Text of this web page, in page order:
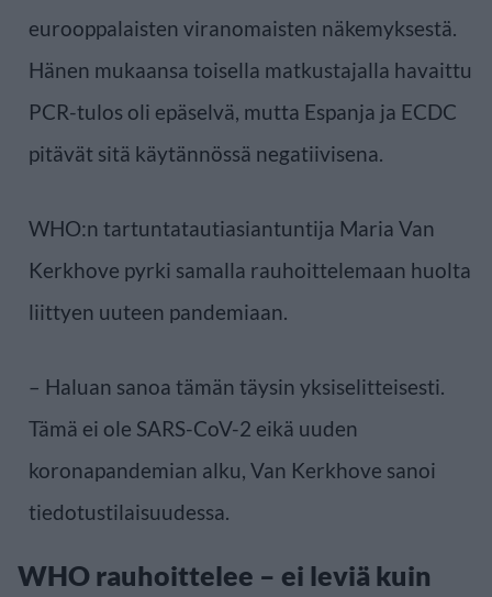
eurooppalaisten viranomaisten näkemyksestä.
Hänen mukaansa toisella matkustajalla havaittu
PCR-tulos oli epäselvä, mutta Espanja ja ECDC
pitävät sitä käytännössä negatiivisena.
WHO:n tartuntatautiasiantuntija Maria Van
Kerkhove pyrki samalla rauhoittelemaan huolta
liittyen uuteen pandemiaan.
– Haluan sanoa tämän täysin yksiselitteisesti.
Tämä ei ole SARS-CoV-2 eikä uuden
koronapandemian alku, Van Kerkhove sanoi
tiedotustilaisuudessa.
WHO rauhoittelee – ei leviä kuin